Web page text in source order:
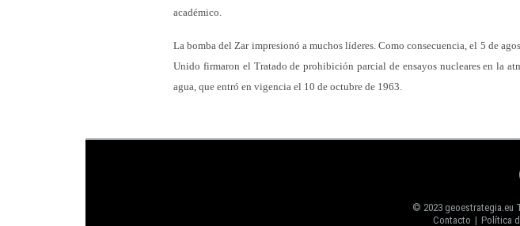
académico.
La bomba del Zar impresionó a muchos líderes. Como consecuencia, el 5 de
Unido firmaron el Tratado de prohibición parcial de ensayos nucleares en la
agua, que entró en vigencia el 10 de octubre de 1963.
© 2023 geoestrategia.eu
Contacto | Política